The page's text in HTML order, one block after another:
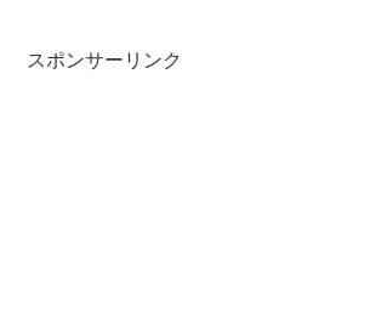
スポンサーリンク